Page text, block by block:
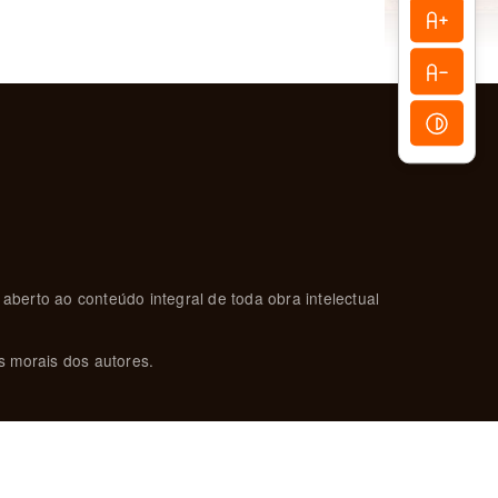
ao conteúdo integral de toda obra intelectual
morais dos autores.